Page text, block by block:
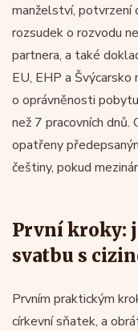
manželství, potvrzení
rozsudek o rozvodu
partnera, a také
EU, EHP a
o oprávněnosti
než 7 pracovních
opatřeny
češtiny, pokud
První kroky:
svatbu s
Prvním praktickým
církevní sňatek, a